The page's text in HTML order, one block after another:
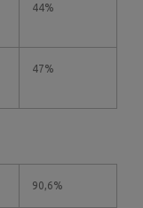
44%
47%
90,6%